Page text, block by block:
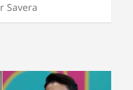
Savera